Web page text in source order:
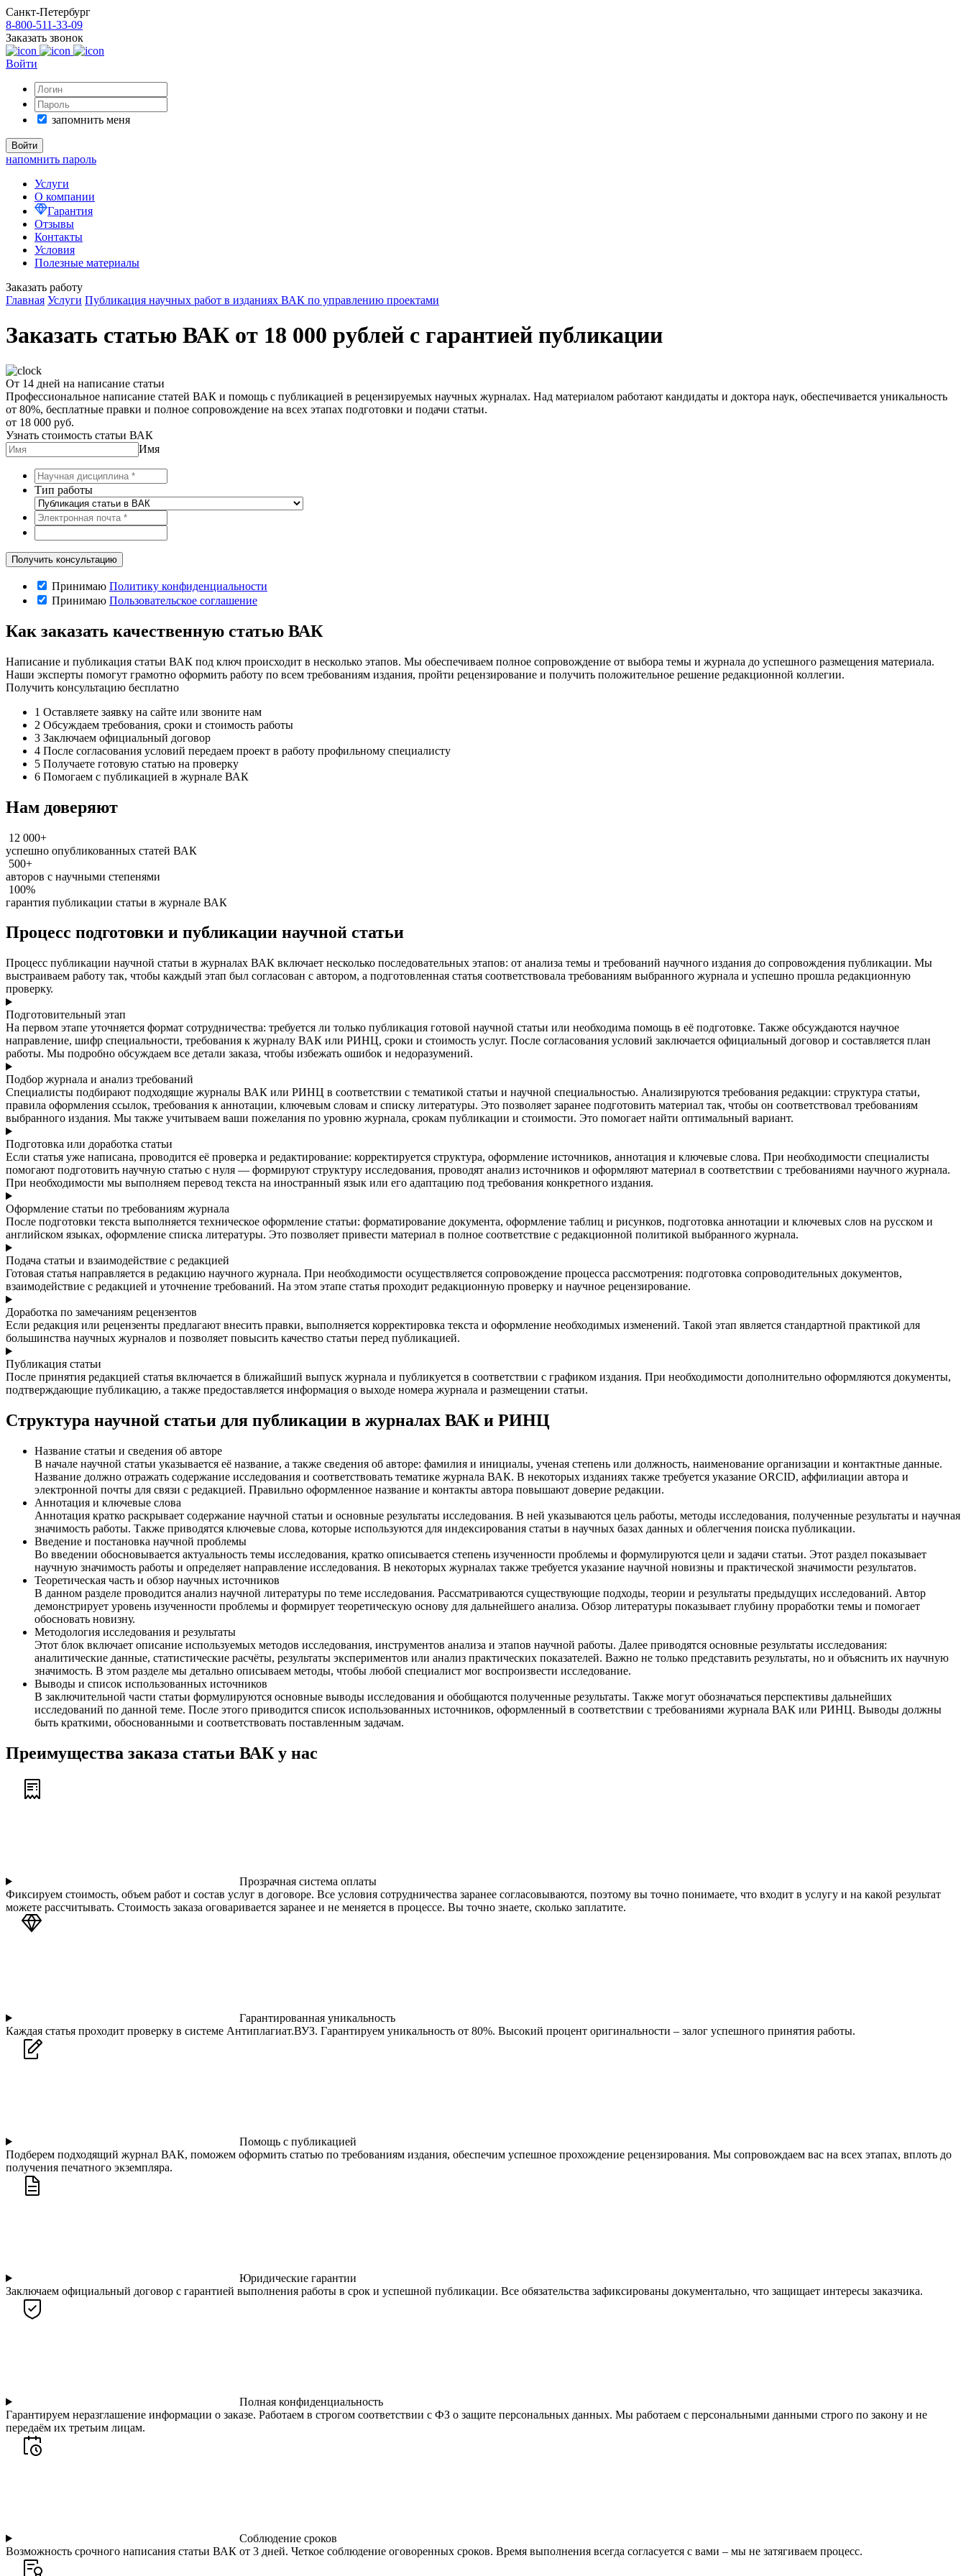
Санкт-Петербург
8-800-511-33-09
Заказать звонок
Войти
запомнить меня
напомнить пароль
Услуги
О компании
Гарантия
Отзывы
Контакты
Условия
Полезные материалы
Заказать работу
Главная Услуги Публикация научных работ в изданиях ВАК по управлению проектами
Заказать статью ВАК от 18 000 рублей с гарантией публикации
От 14 дней на написание статьи
Профессиональное написание статей ВАК и помощь с публикацией в рецензируемых научных журналах. Над материалом работают кандидаты и доктора наук, обеспечивается уникальность
от 80%, бесплатные правки и полное сопровождение на всех этапах подготовки и подачи статьи.
от 18 000 руб.
Узнать стоимость статьи ВАК
Имя
Тип работы
Принимаю Политику конфиденциальности
Принимаю Пользовательское соглашение
Как заказать качественную статью ВАК
Написание и публикация статьи ВАК под ключ происходит в несколько этапов. Мы обеспечиваем полное сопровождение от выбора темы и журнала до успешного размещения материала.
Наши эксперты помогут грамотно оформить работу по всем требованиям издания, пройти рецензирование и получить положительное решение редакционной коллегии.
Получить консультацию бесплатно
1 Оставляете заявку на сайте или звоните нам
2 Обсуждаем требования, сроки и стоимость работы
3 Заключаем официальный договор
4 После согласования условий передаем проект в работу профильному специалисту
5 Получаете готовую статью на проверку
6 Помогаем с публикацией в журнале ВАК
Нам доверяют
12 000+
успешно опубликованных статей ВАК
500+
авторов с научными степенями
100%
гарантия публикации статьи в журнале ВАК
Процесс подготовки и публикации научной статьи
Процесс публикации научной статьи в журналах ВАК включает несколько последовательных этапов: от анализа темы и требований научного издания до сопровождения публикации. Мы
выстраиваем работу так, чтобы каждый этап был согласован с автором, а подготовленная статья соответствовала требованиям выбранного журнала и успешно прошла редакционную
проверку.
Подготовительный этап
На первом этапе уточняется формат сотрудничества: требуется ли только публикация готовой научной статьи или необходима помощь в её подготовке. Также обсуждаются научное
направление, шифр специальности, требования к журналу ВАК или РИНЦ, сроки и стоимость услуг. После согласования условий заключается официальный договор и составляется план
работы. Мы подробно обсуждаем все детали заказа, чтобы избежать ошибок и недоразумений.
Подбор журнала и анализ требований
Специалисты подбирают подходящие журналы ВАК или РИНЦ в соответствии с тематикой статьи и научной специальностью. Анализируются требования редакции: структура статьи,
правила оформления ссылок, требования к аннотации, ключевым словам и списку литературы. Это позволяет заранее подготовить материал так, чтобы он соответствовал требованиям
выбранного издания. Мы также учитываем ваши пожелания по уровню журнала, срокам публикации и стоимости. Это помогает найти оптимальный вариант.
Подготовка или доработка статьи
Если статья уже написана, проводится её проверка и редактирование: корректируется структура, оформление источников, аннотация и ключевые слова. При необходимости специалисты
помогают подготовить научную статью с нуля — формируют структуру исследования, проводят анализ источников и оформляют материал в соответствии с требованиями научного журнала.
При необходимости мы выполняем перевод текста на иностранный язык или его адаптацию под требования конкретного издания.
Оформление статьи по требованиям журнала
После подготовки текста выполняется техническое оформление статьи: форматирование документа, оформление таблиц и рисунков, подготовка аннотации и ключевых слов на русском и
английском языках, оформление списка литературы. Это позволяет привести материал в полное соответствие с редакционной политикой выбранного журнала.
Подача статьи и взаимодействие с редакцией
Готовая статья направляется в редакцию научного журнала. При необходимости осуществляется сопровождение процесса рассмотрения: подготовка сопроводительных документов,
взаимодействие с редакцией и уточнение требований. На этом этапе статья проходит редакционную проверку и научное рецензирование.
Доработка по замечаниям рецензентов
Если редакция или рецензенты предлагают внесить правки, выполняется корректировка текста и оформление необходимых изменений. Такой этап является стандартной практикой для
большинства научных журналов и позволяет повысить качество статьи перед публикацией.
Публикация статьи
После принятия редакцией статья включается в ближайший выпуск журнала и публикуется в соответствии с графиком издания. При необходимости дополнительно оформляются документы,
подтверждающие публикацию, а также предоставляется информация о выходе номера журнала и размещении статьи.
Структура научной статьи для публикации в журналах ВАК и РИНЦ
Название статьи и сведения об авторе
В начале научной статьи указывается её название, а также сведения об авторе: фамилия и инициалы, ученая степень или должность, наименование организации и контактные данные.
Название должно отражать содержание исследования и соответствовать тематике журнала ВАК. В некоторых изданиях также требуется указание ORCID, аффилиации автора и
электронной почты для связи с редакцией. Правильно оформленное название и контакты автора повышают доверие редакции.
Аннотация и ключевые слова
Аннотация кратко раскрывает содержание научной статьи и основные результаты исследования. В ней указываются цель работы, методы исследования, полученные результаты и научная
значимость работы. Также приводятся ключевые слова, которые используются для индексирования статьи в научных базах данных и облегчения поиска публикации.
Введение и постановка научной проблемы
Во введении обосновывается актуальность темы исследования, кратко описывается степень изученности проблемы и формулируются цели и задачи статьи. Этот раздел показывает
научную значимость работы и определяет направление исследования. В некоторых журналах также требуется указание научной новизны и практической значимости результатов.
Теоретическая часть и обзор научных источников
В данном разделе проводится анализ научной литературы по теме исследования. Рассматриваются существующие подходы, теории и результаты предыдущих исследований. Автор
демонстрирует уровень изученности проблемы и формирует теоретическую основу для дальнейшего анализа. Обзор литературы показывает глубину проработки темы и помогает
обосновать новизну.
Методология исследования и результаты
Этот блок включает описание используемых методов исследования, инструментов анализа и этапов научной работы. Далее приводятся основные результаты исследования:
аналитические данные, статистические расчёты, результаты экспериментов или анализ практических показателей. Важно не только представить результаты, но и объяснить их научную
значимость. В этом разделе мы детально описываем методы, чтобы любой специалист мог воспроизвести исследование.
Выводы и список использованных источников
В заключительной части статьи формулируются основные выводы исследования и обобщаются полученные результаты. Также могут обозначаться перспективы дальнейших
исследований по данной теме. После этого приводится список использованных источников, оформленный в соответствии с требованиями журнала ВАК или РИНЦ. Выводы должны
быть краткими, обоснованными и соответствовать поставленным задачам.
Преимущества заказа статьи ВАК у нас
Прозрачная система оплаты
Фиксируем стоимость, объем работ и состав услуг в договоре. Все условия сотрудничества заранее согласовываются, поэтому вы точно понимаете, что входит в услугу и на какой результат
можете рассчитывать. Стоимость заказа оговаривается заранее и не меняется в процессе. Вы точно знаете, сколько заплатите.
Гарантированная уникальность
Каждая статья проходит проверку в системе Антиплагиат.ВУЗ. Гарантируем уникальность от 80%. Высокий процент оригинальности – залог успешного принятия работы.
Помощь с публикацией
Подберем подходящий журнал ВАК, поможем оформить статью по требованиям издания, обеспечим успешное прохождение рецензирования. Мы сопровождаем вас на всех этапах, вплоть до
получения печатного экземпляра.
Юридические гарантии
Заключаем официальный договор с гарантией выполнения работы в срок и успешной публикации. Все обязательства зафиксированы документально, что защищает интересы заказчика.
Полная конфиденциальность
Гарантируем неразглашение информации о заказе. Работаем в строгом соответствии с ФЗ о защите персональных данных. Мы работаем с персональными данными строго по закону и не
передаём их третьим лицам.
Соблюдение сроков
Возможность срочного написания статьи ВАК от 3 дней. Четкое соблюдение оговоренных сроков. Время выполнения всегда согласуется с вами – мы не затягиваем процесс.